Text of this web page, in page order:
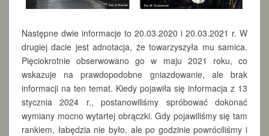
Następne dwie informacje to 20.03.2020 i 20.03.2021 r. W
drugiej dacie jest adnotacja, że towarzyszyła mu samica.
Pięciokrotnie obserwowano go w maju 2021 roku, co
wskazuje na prawdopodobne gniazdowanie, ale brak
informacji na ten temat. Kiedy pojawiła się informacja z 13
stycznia 2024 r., postanowiliśmy spróbować dokonać
wymiany mocno wytartej obrączki. Gdy pojawiliśmy się tam
rankiem, łabędzia nie było, ale po godzinie powróciliśmy i